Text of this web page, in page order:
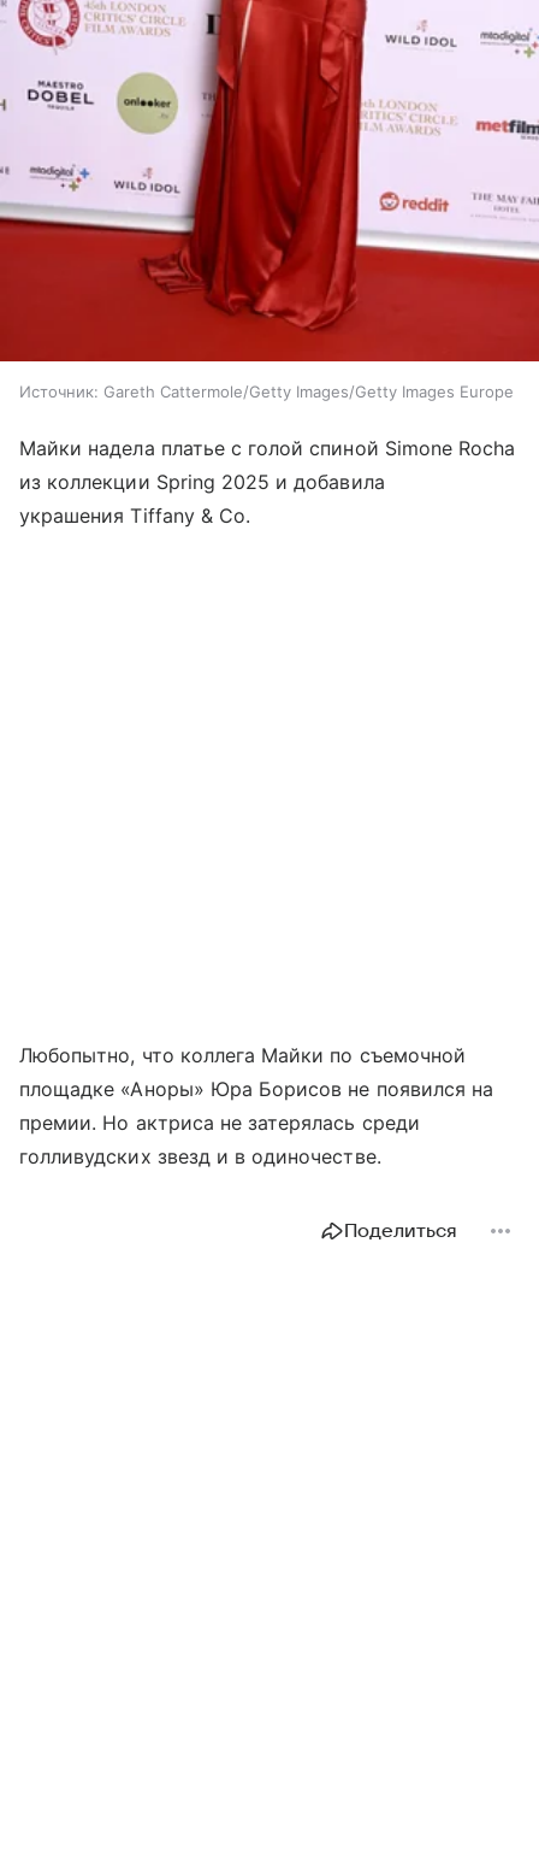
Источник: Gareth Cattermole/Getty Images/Getty Images Europe
Майки надела платье с голой спиной Simone Rocha
из коллекции Spring 2025 и добавила
украшения Tiffany & Co.
Любопытно, что коллега Майки по съемочной
площадке «Аноры» Юра Борисов не появился на
премии. Но актриса не затерялась среди
голливудских звезд и в одиночестве.
Поделиться